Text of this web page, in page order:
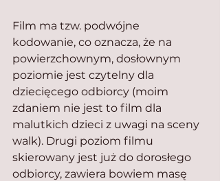
Film ma tzw. podwójne
kodowanie, co oznacza, że na
powierzchownym, dosłownym
poziomie jest czytelny dla
dziecięcego odbiorcy (moim
zdaniem nie jest to film dla
malutkich dzieci z uwagi na sceny
walk). Drugi poziom filmu
skierowany jest już do dorosłego
odbiorcy, zawiera bowiem masę